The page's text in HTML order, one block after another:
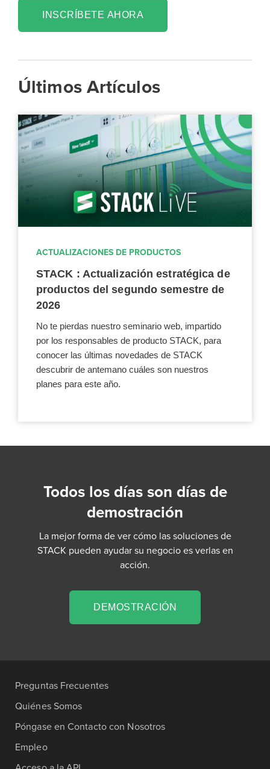
INSCRÍBETE AHORA
Últimos Artículos
ACTUALIZACIONES DE PRODUCTOS
STACK : Actualización estratégica de
productos del segundo semestre de
2026
No te pierdas nuestro seminario web, impartido
por los responsables de producto STACK, para
conocer las últimas novedades de STACK
descubrir de antemano cuáles son nuestros
planes para este año.
Todos los días son días de
demostración
La mejor forma de ver cómo las soluciones de
STACK pueden ayudar su negocio es verlas en
acción.
DEMOSTRACIÓN
Preguntas Frecuentes
Quiénes Somos
Póngase en Contacto con Nosotros
Empleo